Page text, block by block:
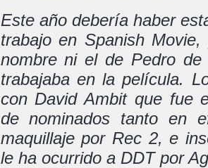
Este año debería haber
trabajo en Spanish
nombre ni el de Pedro de
trabajaba en la película.
con David Ambit que fue
de nominados tanto en
maquillaje por Rec 2, e
le ha ocurrido a DDT por